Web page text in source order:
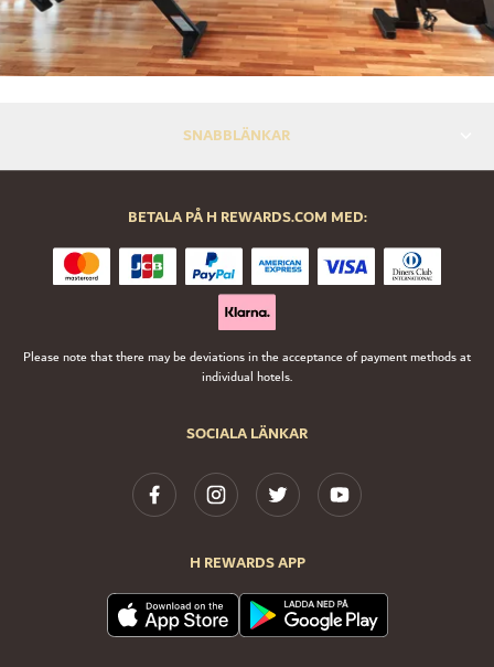
SNABBLÄNKAR
SOCIALA LÄNKAR
H REWARDS APP
BETALA PÅ H REWARDS.COM MED:
Please note that there may be deviations in the acceptance of payment methods at
individual hotels.